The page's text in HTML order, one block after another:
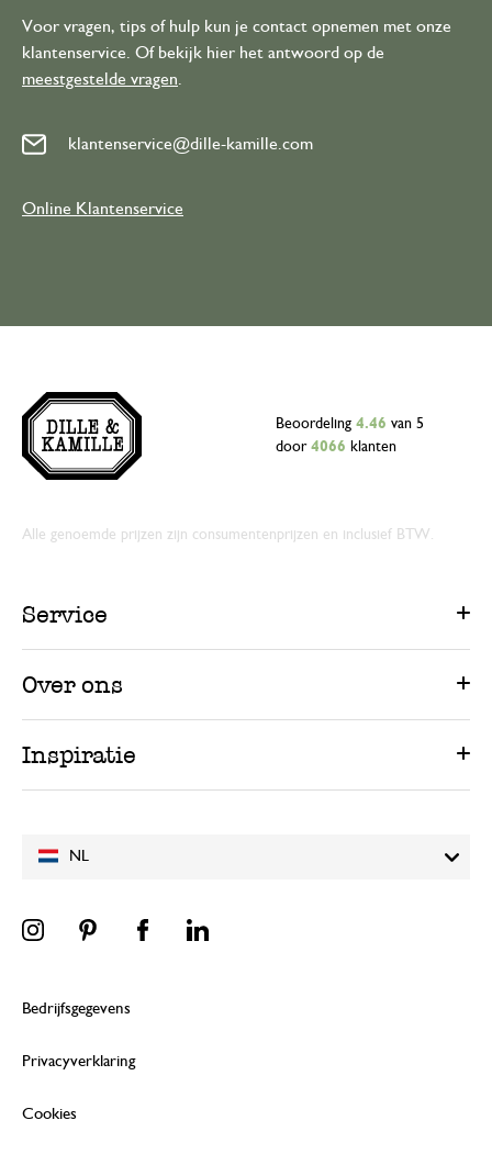
Voor vragen, tips of hulp kun je contact opnemen met onze
klantenservice. Of bekijk hier het antwoord op de
meestgestelde vragen
klantenservice@dille-kamille.com
Online Klantenservice
NL
Beoordeling 4.46 van 5
door 4066 klanten
Alle genoemde prijzen zijn consumentenprijzen en inclusief BTW.
Service
Over ons
Inspiratie
Bedrijfsgegevens
Privacyverklaring
Cookies